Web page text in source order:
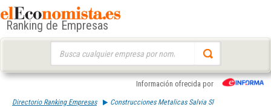
Ranking de Empresas
Información ofrecida por
Directorio Ranking Empresas Construcciones Metalicas Salvia Sl